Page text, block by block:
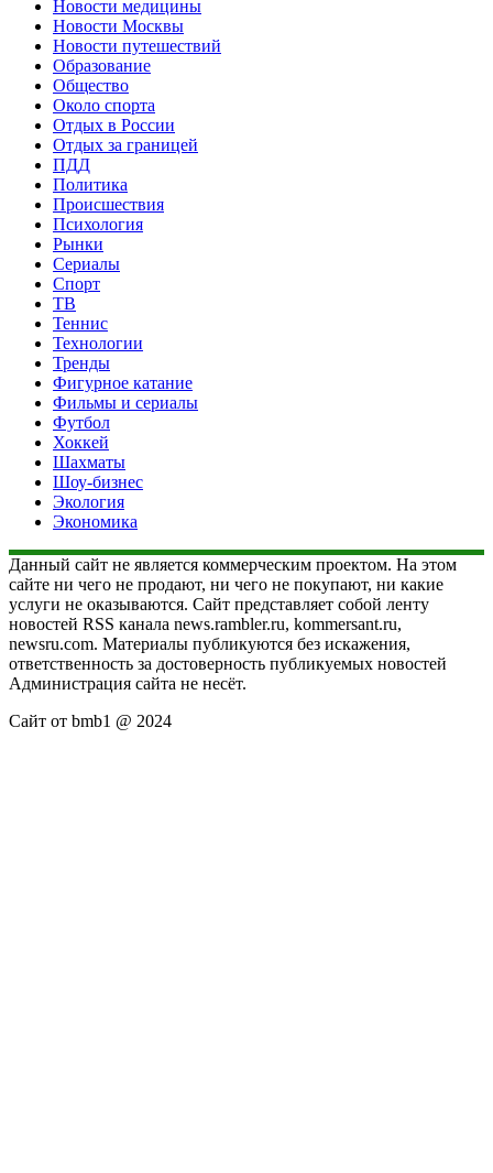
Новости медицины
Новости Москвы
Новости путешествий
Образование
Общество
Около спорта
Отдых в России
Отдых за границей
ПДД
Политика
Происшествия
Психология
Рынки
Сериалы
Спорт
ТВ
Теннис
Технологии
Тренды
Фигурное катание
Фильмы и сериалы
Футбол
Хоккей
Шахматы
Шоу-бизнес
Экология
Экономика
Данный сайт не является коммерческим проектом. На этом
сайте ни чего не продают, ни чего не покупают, ни какие
услуги не оказываются. Сайт представляет собой ленту
новостей RSS канала news.rambler.ru, kommersant.ru,
newsru.com. Материалы публикуются без искажения,
ответственность за достоверность публикуемых новостей
Администрация сайта не несёт.
Сайт от bmb1 @ 2024